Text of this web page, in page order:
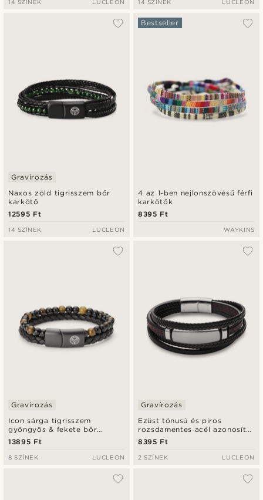
14 SZÍNEK LUCLEON 14 SZÍNEK LUCLEON
Naxos zöld tigrisszem bőr
karkötő
Gravírozás
12595 Ft
14 SZÍNEK LUCLEON
4 az 1-ben nejlonszövésű férfi
karkötők
Bestseller
8395 Ft
WAYKINS
Icon sárga tigrisszem
gyöngyös & fekete bőr
karkötő
Gravírozás
13895 Ft
8 SZÍNEK LUCLEON
Ezüst tónusú és piros
rozsdamentes acél azonosító
karkötő
Gravírozás
8395 Ft
2 SZÍNEK LUCLEON